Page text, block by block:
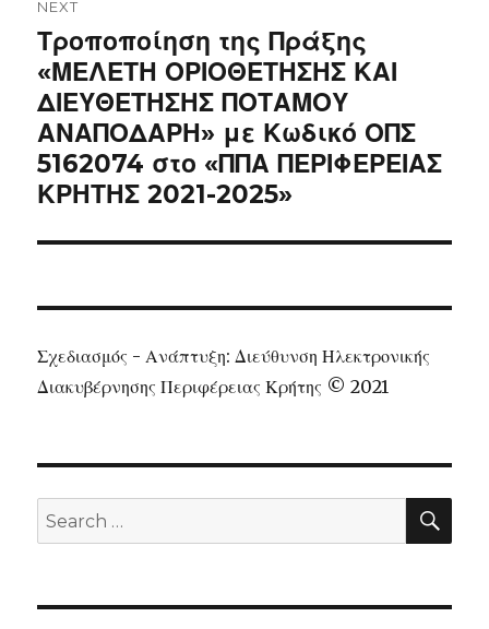
NEXT
Next
post:
Τροποποίηση της Πράξης
«ΜΕΛΕΤΗ ΟΡΙΟΘΕΤΗΣΗΣ ΚΑΙ
ΔΙΕΥΘΕΤΗΣΗΣ ΠΟΤΑΜΟΥ
ΑΝΑΠΟΔΑΡΗ» με Κωδικό ΟΠΣ
5162074 στο «ΠΠΑ ΠΕΡΙΦΕΡΕΙΑΣ
ΚΡΗΤΗΣ 2021-2025»
Σχεδιασμός - Ανάπτυξη: Διεύθυνση Ηλεκτρονικής
Διακυβέρνησης Περιφέρειας Κρήτης © 2021
Search
for: